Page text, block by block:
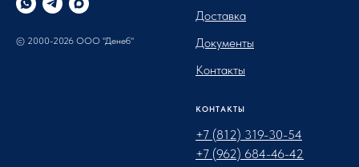
© 2000-2026 ООО "Денеб"
Доставка
Документы
Контакты
КОНТАКТЫ
+7 (812) 319-30-54
+7 (962) 684-46-42